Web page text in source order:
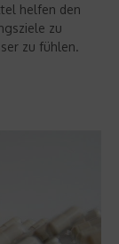
helfen den
zu
zu fühlen.